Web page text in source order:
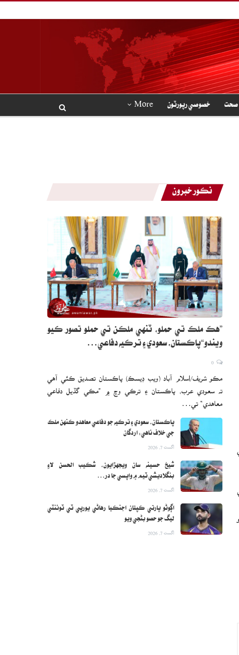
صحت خصوصي رپورٽون More
نڪور خبرون
”هڪ ملڪ تي حملو، ٽنهي ملڪن تي حملو تصور ڪيو
ويندو“پاڪستان، سعودي ۽ ترڪيه دفاعي…
مڪو شريف/اسلام آباد (ويب ڊيسڪ) پاڪستان تصديق ڪئي آهي
ته سعودي عرب، پاڪستان ۽ ترڪي وچ ۾ ”مڪي گڏيل دفاعي
معاهدي“ تي…
پاڪستان، سعودي ۽ ترڪيه جو دفاعي معاهدو ڪنهن ملڪ
جي خلاف ناهي: اردگان
اگست 7, 2026
شيخ حسينه سان ويجهڙايون، شڪيب الحسن لاءِ
بنگلاديشي ٽيم ۾ واپسي جا در…
اگست 7, 2026
اڳوڻو ڀارتي ڪپتان اجنڪيا رهاڻي يورپي ٽي ٽوئنٽي
ليگ جو حصو بڻجي ويو
اگست 7, 2026